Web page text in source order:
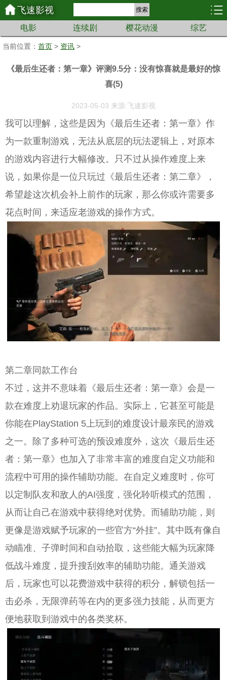
飞速影视 搜索
电影 连续剧 樱花动漫 综艺
当前位置： 首页 > 资讯 >
《最后生还者：第一章》评测9.5分：没有惊喜就是最好的惊
喜(5)
2023-05-03 来源:飞速影视
我可以理解，这些是因为《最后生还者：第一章》作
为一款重制游戏，无法从底层的玩法逻辑上，对原本
的游戏内容进行大幅修改。只不过从操作难度上来
说，如果你是一位只玩过《最后生还者：第二章》，
希望趁这次机会补上前作的玩家，那么你或许需要多
花点时间，来适应老游戏的操作方式。
第二章同款工作台
不过，这并不意味着《最后生还者：第一章》会是一
款在难度上劝退玩家的作品。实际上，它甚至可能是
你能在PlayStation 5上玩到的难度设计最亲民的游戏
之一。除了多种可选的预设难度外，这次《最后生还
者：第一章》也加入了非常丰富的难度自定义功能和
流程中可用的操作辅助功能。在自定义难度时，你可
以定制队友和敌人的AI强度，强化聆听模式的范围，
从而让自己在游戏中获得绝对优势。而辅助功能，则
更像是游戏赋予玩家的一些官方“外挂”。其中既有像自
动瞄准、子弹时间和自动拾取，这些能大幅为玩家降
低战斗难度，提升搜刮效率的辅助功能。通关游戏
后，玩家也可以花费游戏中获得的积分，解锁包括一
击必杀，无限弹药等在内的更多强力技能，从而更方
便地获取到游戏中的各类奖杯。